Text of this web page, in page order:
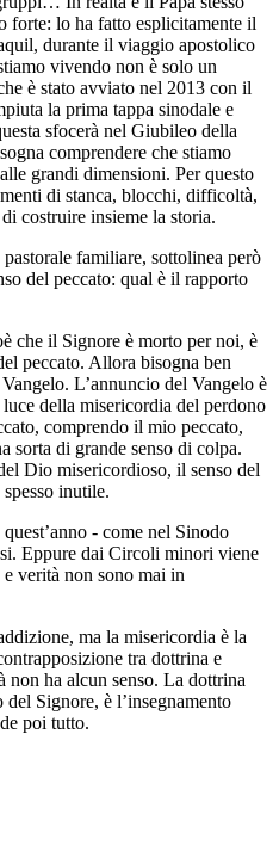
forte: lo ha fatto esplicitamente il
durante il viaggio apostolico
vivendo non è solo un
è stato avviato nel 2013 con il
la prima tappa sinodale e
sfocerà nel Giubileo della
comprendere che stiamo
grandi dimensioni. Per questo
di stanca, blocchi, difficoltà,
costruire insieme la storia.
familiare, sottolinea però
del peccato: qual è il rapporto
che il Signore è morto per noi, è
peccato. Allora bisogna ben
L’annuncio del Vangelo è
della misericordia del perdono
comprendo il mio peccato,
sorta di grande senso di colpa.
Dio misericordioso, il senso del
inutile.
- come nel Sinodo
Eppure dai Circoli minori viene
verità non sono mai in
ma la misericordia è la
tra dottrina e
non ha alcun senso. La dottrina
Signore, è l’insegnamento
poi tutto.